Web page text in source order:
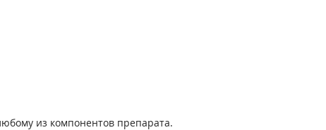
из компонентов препарата.